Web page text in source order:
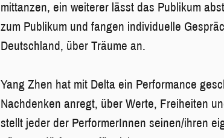
mittanzen, ein weiterer lässt das Publikum
zum Publikum und fangen individuelle
Deutschland, über Träume an.
Yang Zhen hat mit Delta ein Performance
Nachdenken anregt, über Werte, Freiheiten
stellt jeder der PerformerInnen seinen/ihren